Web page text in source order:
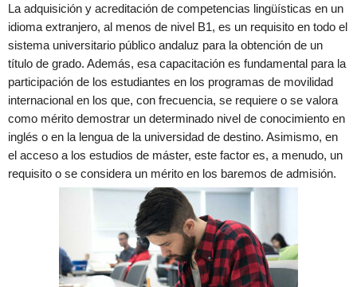
La adquisición y acreditación de competencias lingüísticas en un
idioma extranjero, al menos de nivel B1, es un requisito en todo el
sistema universitario público andaluz para la obtención de un
título de grado. Además, esa capacitación es fundamental para la
participación de los estudiantes en los programas de movilidad
internacional en los que, con frecuencia, se requiere o se valora
como mérito demostrar un determinado nivel de conocimiento en
inglés o en la lengua de la universidad de destino. Asimismo, en
el acceso a los estudios de máster, este factor es, a menudo, un
requisito o se considera un mérito en los baremos de admisión.